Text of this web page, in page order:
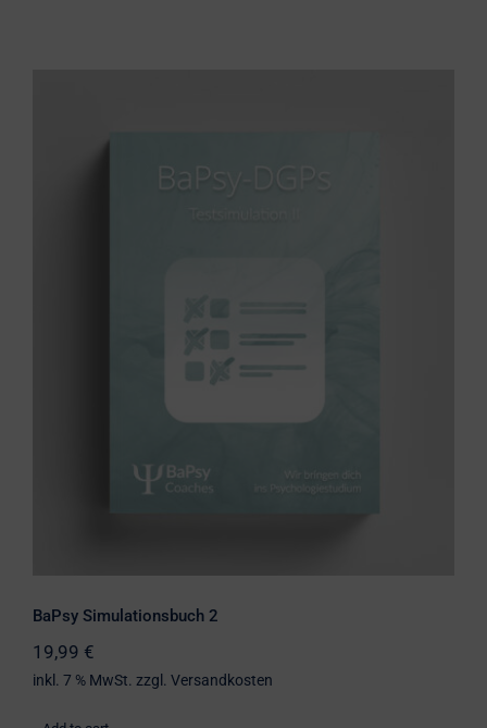
BaPsy Simulationsbuch 2
BaPsy Simulationsbuch 2
19,99 €
inkl. 7 % MwSt. zzgl. Versandkosten